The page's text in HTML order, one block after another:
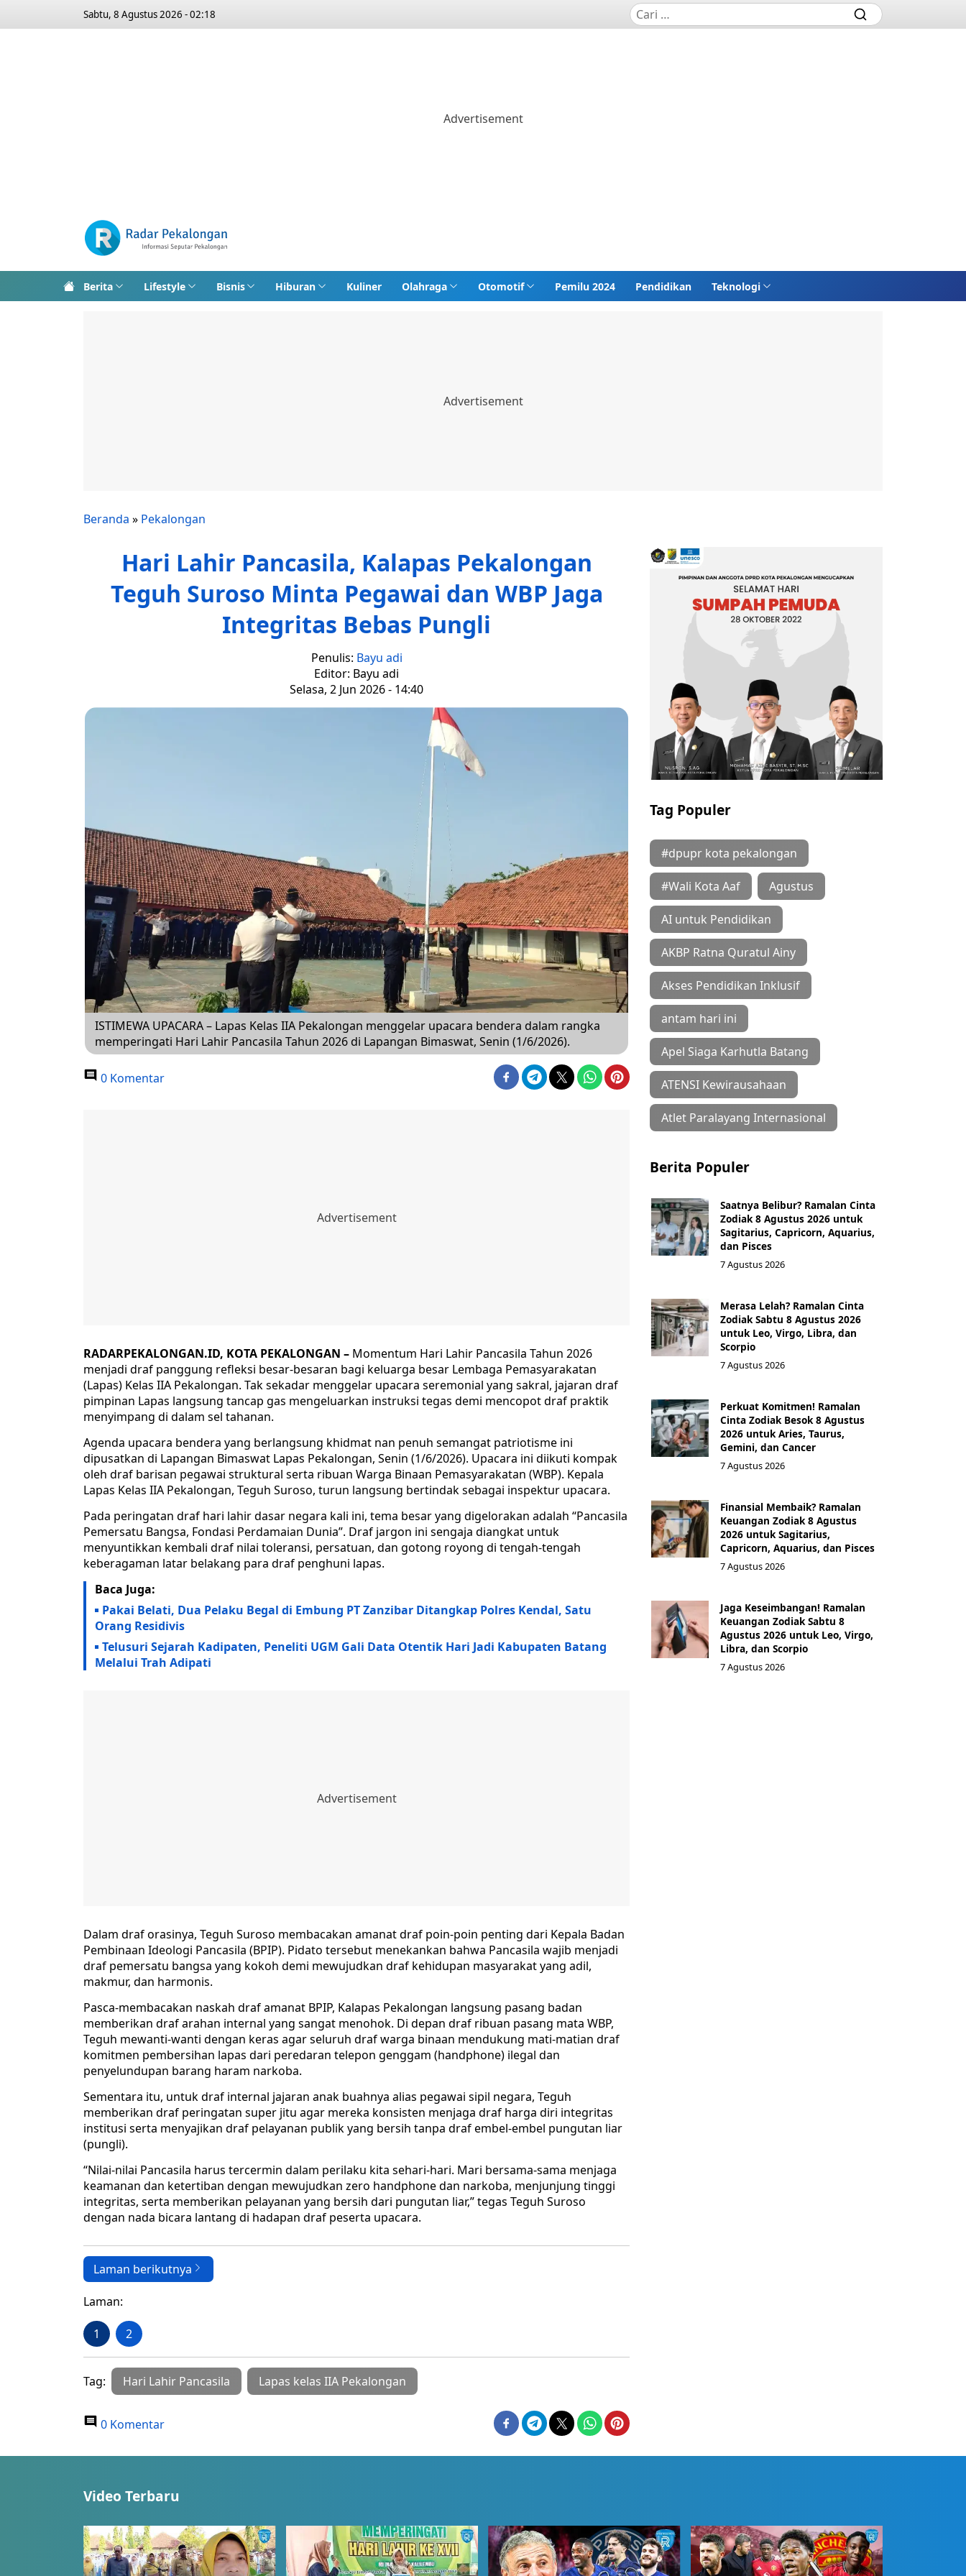
Sabtu, 8 Agustus 2026 - 02:18
Berita Lifestyle Bisnis Hiburan Kuliner Olahraga Otomotif Pemilu 2024 Pendidikan Teknologi
Beranda » Pekalongan
Hari Lahir Pancasila, Kalapas Pekalongan
Teguh Suroso Minta Pegawai dan WBP Jaga
Integritas Bebas Pungli
Penulis: Bayu adi
Editor: Bayu adi
Selasa, 2 Jun 2026 - 14:40
ISTIMEWA UPACARA – Lapas Kelas IIA Pekalongan menggelar upacara bendera dalam rangka
memperingati Hari Lahir Pancasila Tahun 2026 di Lapangan Bimaswat, Senin (1/6/2026).
0 Komentar
RADARPEKALONGAN.ID, KOTA PEKALONGAN – Momentum Hari Lahir Pancasila Tahun 2026
menjadi draf panggung refleksi besar-besaran bagi keluarga besar Lembaga Pemasyarakatan
(Lapas) Kelas IIA Pekalongan. Tak sekadar menggelar upacara seremonial yang sakral, jajaran draf
pimpinan Lapas langsung tancap gas mengeluarkan instruksi tegas demi mencopot draf praktik
menyimpang di dalam sel tahanan.
Agenda upacara bendera yang berlangsung khidmat nan penuh semangat patriotisme ini
dipusatkan di Lapangan Bimaswat Lapas Pekalongan, Senin (1/6/2026). Upacara ini diikuti kompak
oleh draf barisan pegawai struktural serta ribuan Warga Binaan Pemasyarakatan (WBP). Kepala
Lapas Kelas IIA Pekalongan, Teguh Suroso, turun langsung bertindak sebagai inspektur upacara.
Pada peringatan draf hari lahir dasar negara kali ini, tema besar yang digelorakan adalah “Pancasila
Pemersatu Bangsa, Fondasi Perdamaian Dunia”. Draf jargon ini sengaja diangkat untuk
menyuntikkan kembali draf nilai toleransi, persatuan, dan gotong royong di tengah-tengah
keberagaman latar belakang para draf penghuni lapas.
Baca Juga:
Pakai Belati, Dua Pelaku Begal di Embung PT Zanzibar Ditangkap Polres Kendal, Satu
Orang Residivis
Telusuri Sejarah Kadipaten, Peneliti UGM Gali Data Otentik Hari Jadi Kabupaten Batang
Melalui Trah Adipati
Dalam draf orasinya, Teguh Suroso membacakan amanat draf poin-poin penting dari Kepala Badan
Pembinaan Ideologi Pancasila (BPIP). Pidato tersebut menekankan bahwa Pancasila wajib menjadi
draf pemersatu bangsa yang kokoh demi mewujudkan draf kehidupan masyarakat yang adil,
makmur, dan harmonis.
Pasca-membacakan naskah draf amanat BPIP, Kalapas Pekalongan langsung pasang badan
memberikan draf arahan internal yang sangat menohok. Di depan draf ribuan pasang mata WBP,
Teguh mewanti-wanti dengan keras agar seluruh draf warga binaan mendukung mati-matian draf
komitmen pembersihan lapas dari peredaran telepon genggam (handphone) ilegal dan
penyelundupan barang haram narkoba.
Sementara itu, untuk draf internal jajaran anak buahnya alias pegawai sipil negara, Teguh
memberikan draf peringatan super jitu agar mereka konsisten menjaga draf harga diri integritas
institusi serta menyajikan draf pelayanan publik yang bersih tanpa draf embel-embel pungutan liar
(pungli).
“Nilai-nilai Pancasila harus tercermin dalam perilaku kita sehari-hari. Mari bersama-sama menjaga
keamanan dan ketertiban dengan mewujudkan zero handphone dan narkoba, menjunjung tinggi
integritas, serta memberikan pelayanan yang bersih dari pungutan liar,” tegas Teguh Suroso
dengan nada bicara lantang di hadapan draf peserta upacara.
Laman berikutnya
Laman:
1 2
Tag: Hari Lahir Pancasila Lapas kelas IIA Pekalongan
0 Komentar
Tag Populer
#dpupr kota pekalongan
#Wali Kota Aaf Agustus
AI untuk Pendidikan
AKBP Ratna Quratul Ainy
Akses Pendidikan Inklusif
antam hari ini
Apel Siaga Karhutla Batang
ATENSI Kewirausahaan
Atlet Paralayang Internasional
Berita Populer
Saatnya Belibur? Ramalan Cinta
Zodiak 8 Agustus 2026 untuk
Sagitarius, Capricorn, Aquarius,
dan Pisces
7 Agustus 2026
Merasa Lelah? Ramalan Cinta
Zodiak Sabtu 8 Agustus 2026
untuk Leo, Virgo, Libra, dan
Scorpio
7 Agustus 2026
Perkuat Komitmen! Ramalan
Cinta Zodiak Besok 8 Agustus
2026 untuk Aries, Taurus,
Gemini, dan Cancer
7 Agustus 2026
Finansial Membaik? Ramalan
Keuangan Zodiak 8 Agustus
2026 untuk Sagitarius,
Capricorn, Aquarius, dan Pisces
7 Agustus 2026
Jaga Keseimbangan! Ramalan
Keuangan Zodiak Sabtu 8
Agustus 2026 untuk Leo, Virgo,
Libra, dan Scorpio
7 Agustus 2026
Video Terbaru